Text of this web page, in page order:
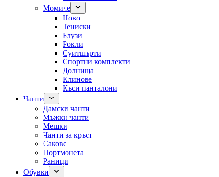
Момиче
Ново
Тениски
Блузи
Рокли
Суитшърти
Спортни комплекти
Долнища
Клинове
Къси панталони
Чанти
Дамски чанти
Мъжки чанти
Мешки
Чанти за кръст
Сакове
Портмонета
Раници
Обувки